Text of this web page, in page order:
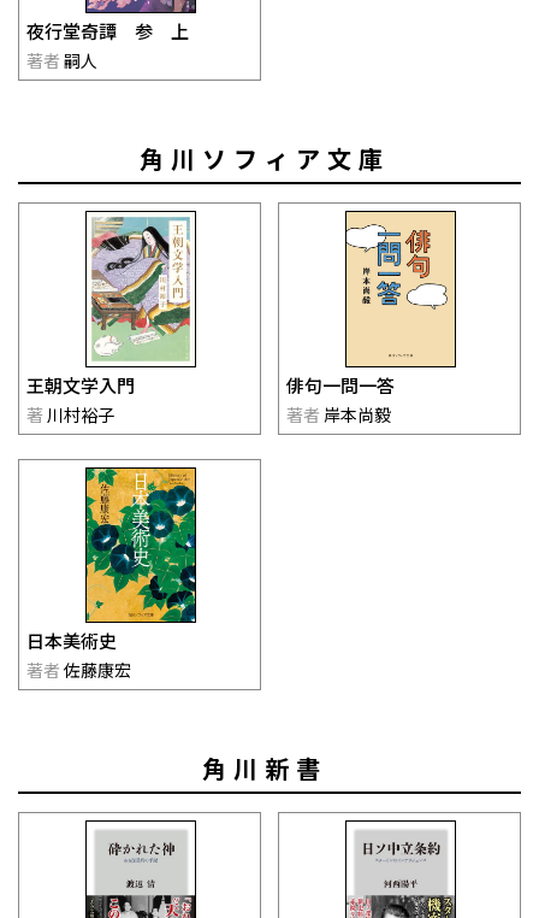
夜行堂奇譚 参 上
著者 嗣人
角川ソフィア文庫
王朝文学入門
著 川村裕子
俳句一問一答
著者 岸本尚毅
日本美術史
著者 佐藤康宏
角川新書